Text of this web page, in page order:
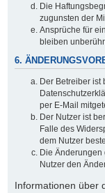
Die
zugunsten der
Ansprüche für
bleiben
6.
Der Betreiber
per E-Mail
Der Nutzer ist
Falle des
dem Nutzer
Die
Nutzer den
Informationen über